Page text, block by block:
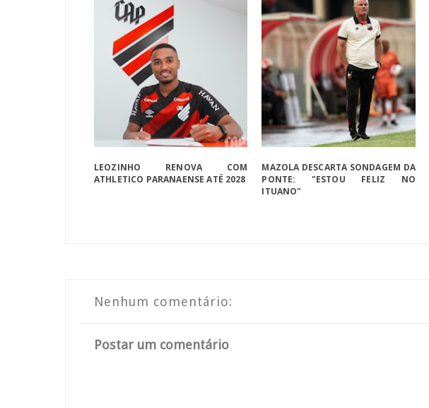
LEOZINHO RENOVA COM
ATHLETICO PARANAENSE ATÉ 2028
MAZOLA DESCARTA SONDAGEM DA
PONTE: "ESTOU FELIZ NO
ITUANO"
Nenhum comentário:
Postar um comentário